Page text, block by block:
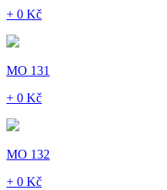
+ 0 Kč
MO 131
+ 0 Kč
MO 132
+ 0 Kč